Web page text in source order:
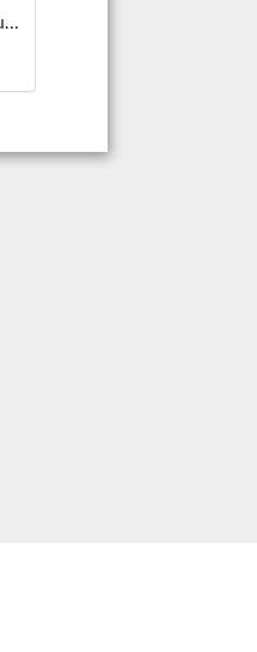
Zuidhollandse Bierbrouwerij (ZHB)